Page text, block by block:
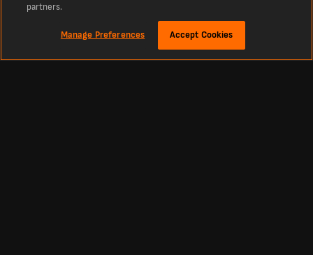
partners.
Manage Preferences Accept Cookies